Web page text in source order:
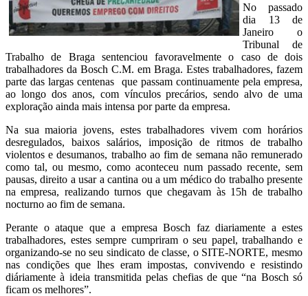
No passado
dia 13 de
Janeiro o
Tribunal de
Trabalho de Braga sentenciou favoravelmente o caso de dois
trabalhadores da Bosch C.M. em Braga. Estes trabalhadores, fazem
parte das largas centenas que passam continuamente pela empresa,
ao longo dos anos, com vínculos precários, sendo alvo de uma
exploração ainda mais intensa por parte da empresa.
Na sua maioria jovens, estes trabalhadores vivem com horários
desregulados, baixos salários, imposição de ritmos de trabalho
violentos e desumanos, trabalho ao fim de semana não remunerado
como tal, ou mesmo, como aconteceu num passado recente, sem
pausas, direito a usar a cantina ou a um médico do trabalho presente
na empresa, realizando turnos que chegavam às 15h de trabalho
nocturno ao fim de semana.
Perante o ataque que a empresa Bosch faz diariamente a estes
trabalhadores, estes sempre cumpriram o seu papel, trabalhando e
organizando-se no seu sindicato de classe, o SITE-NORTE, mesmo
nas condições que lhes eram impostas, convivendo e resistindo
diáriamente à ideia transmitida pelas chefias de que “na Bosch só
ficam os melhores”.